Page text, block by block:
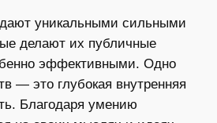
уникальными сильными
делают их публичные
эффективными. Одно
— это глубокая внутренняя
Благодаря умению